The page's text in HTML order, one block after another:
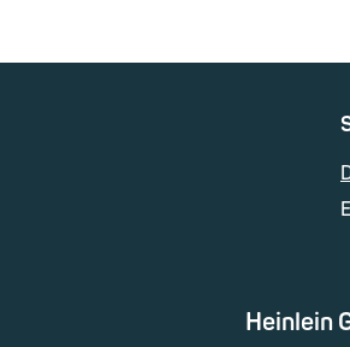
Heinlein